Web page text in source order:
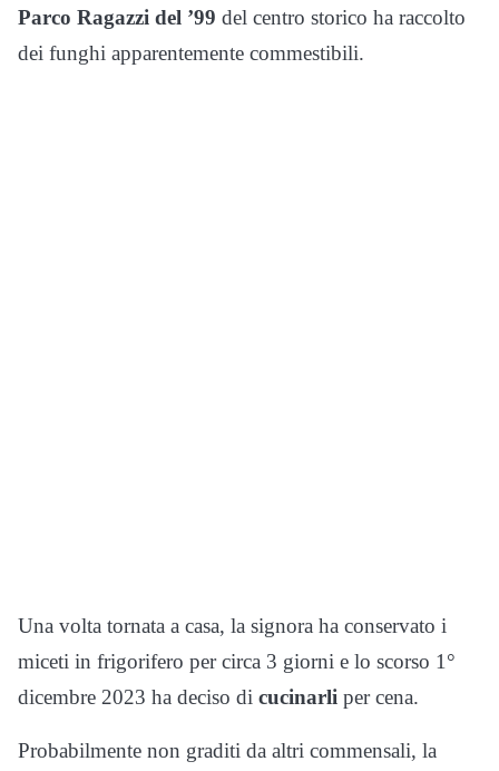
Parco Ragazzi del ’99 del centro storico ha raccolto
dei funghi apparentemente commestibili.
Una volta tornata a casa, la signora ha conservato i
miceti in frigorifero per circa 3 giorni e lo scorso 1°
dicembre 2023 ha deciso di cucinarli per cena.
Probabilmente non graditi da altri commensali, la